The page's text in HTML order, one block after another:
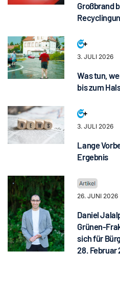
Großbrand
3. JULI 2026
Was tun,
bis zum
3. JULI 2026
Lange
Ergebnis
26. JUNI 2026
Daniel
Grünen-
sich für
28. Februar